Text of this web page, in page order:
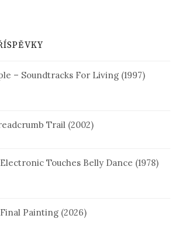
– Soundtracks For Living (1997)
Trail (2002)
Touches Belly Dance (1978)
Painting (2026)